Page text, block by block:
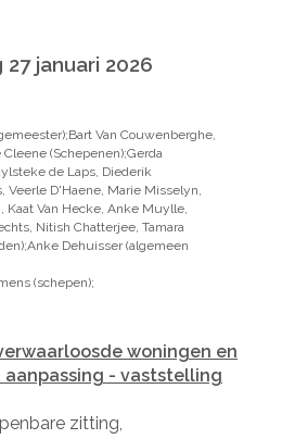
januari 2026
Van Couwenberghe,
(Schepenen);Gerda
de Laps, Diederik
Veerle D'Haene, Marie Misselyn,
Kaat Van Hecke, Anke Muylle,
Nitish Chatterjee, Tamara
Dehuisser (algemeen
(schepen);
woningen en
aanpassing - vaststelling
zitting,